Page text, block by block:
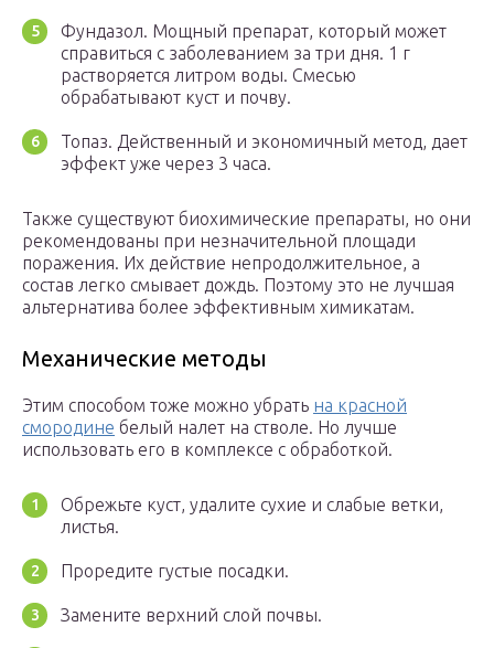
Фундазол. Мощный препарат, который может
справиться с заболеванием за три дня. 1 г
растворяется литром воды. Смесью
обрабатывают куст и почву.
Топаз. Действенный и экономичный метод, дает
эффект уже через 3 часа.
Также существуют биохимические препараты, но они
рекомендованы при незначительной площади
поражения. Их действие непродолжительное, а
состав легко смывает дождь. Поэтому это не лучшая
альтернатива более эффективным химикатам.
Механические методы
Этим способом тоже можно убрать на красной
смородине белый налет на стволе. Но лучше
использовать его в комплексе с обработкой.
Обрежьте куст, удалите сухие и слабые ветки,
листья.
Проредите густые посадки.
Замените верхний слой почвы.